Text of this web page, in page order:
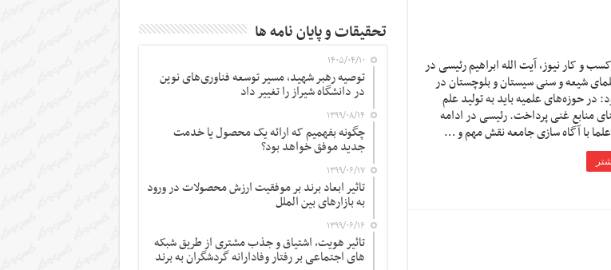
و کار نیوز، آیت الله ابراهیم رئیسی در
شیعه و سنی سیستان و بلوچستان در
در حوزه‌های علمیه باید به تولید علم
منابع غنی پرداخت. رئیسی در ادامه
با آگاه سازی جامعه نقش مهم و …
تحقیقات و پایان نامه ها
۱۴۰۵/۰۴/۱۰
توصیه رهبر شهید، مسیر توسعه فناوری‌های نوین
در دانشگاه شیراز را تغییر داد
۱۳۹۹/۰۸/۱۴
چگونه بفهمیم که ارائه یک محصول یا خدمت
جدید موفق خواهد بود؟
۱۳۹۹/۰۶/۱۷
تاثیر ابعاد برند بر موفقیت ارزش محصولات در ورود
به بازارهای بین الملل
۱۳۹۹/۰۶/۱۶
تاثیر هویت، اشتیاق و جذب مشتری از طریق شبکه
های اجتماعی بر رفتار وفادارانه گردشگران به برند